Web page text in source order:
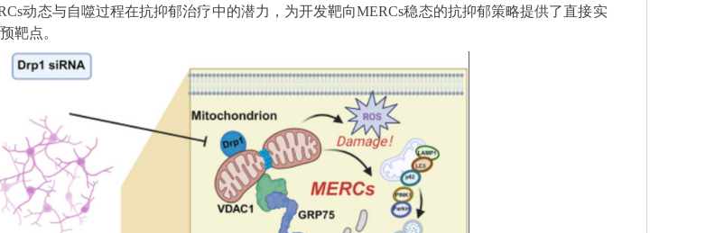
动态与自噬过程在抗抑郁治疗中的潜力，为开发靶向MERCs稳态的抗抑郁策略提供了直接实
靶点。